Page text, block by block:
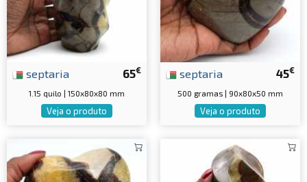
65€
septaria
1.15 quilo | 150x80x80 mm
Veja o produto
45€
septaria
500 gramas | 90x80x50 mm
Veja o produto